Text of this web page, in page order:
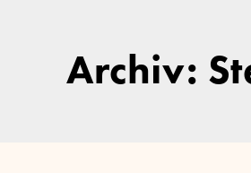
Archiv: